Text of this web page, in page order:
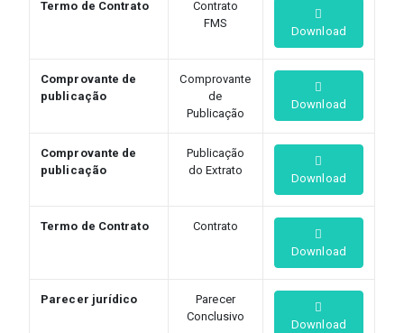
Termo de Contrato
Contrato
FMS
Download
Comprovante de
publicação
Comprovante
de
Publicação
Download
Comprovante de
publicação
Publicação
do Extrato
Download
Termo de Contrato
Contrato
Download
Parecer jurídico
Parecer
Conclusivo
Download